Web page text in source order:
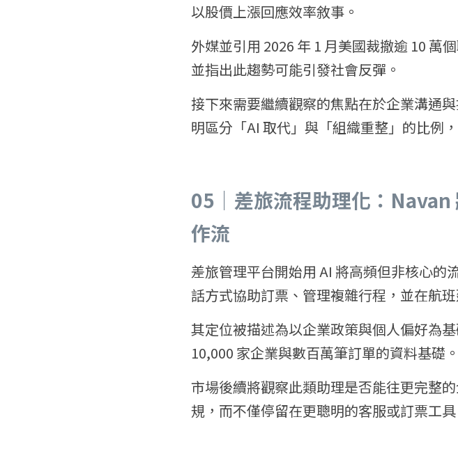
以股價上漲回應效率敘事。
外媒並引用 2026 年 1 月美國裁撤逾 10 萬
並指出此趨勢可能引發社會反彈。
接下來需要繼續觀察的焦點在於企業溝通
明區分「AI 取代」與「組織重整」的比例
05｜差旅流程助理化：
作流
差旅管理平台開始用 AI 將高頻但非核心的
話方式協助訂票、管理複雜行程，並在航
其定位被描述為以企業政策與個人偏好為
10,000 家企業與數百萬筆訂單的資料基礎。
市場後續將觀察此類助理是否能往更完整
規，而不僅停留在更聰明的客服或訂票工具